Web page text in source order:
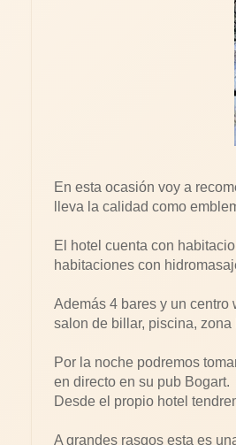
En esta ocasión voy a
lleva la calidad como
El hotel cuenta con
habitaciones con
Además 4 bares y un
salon de billar, piscina, zona
Por la noche podremos
en directo en su pub Bogart.
Desde el propio hotel
A grandes rasgos esta es